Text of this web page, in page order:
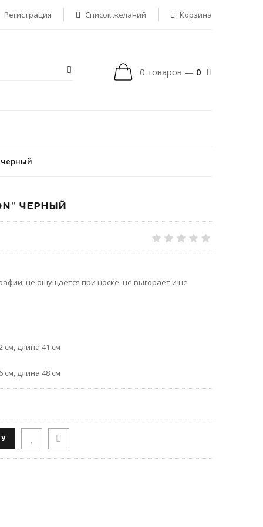
Регистрация Список желаний Корзина
0 товаров — 0
черный
ЧЕРНЫЙ
не ощущается при носке, не выгорает и не
см, длина 41 см
см, длина 48 см